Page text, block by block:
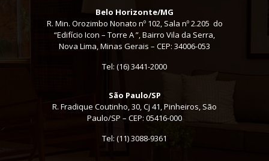
Belo Horizonte/MG
R. Min. Orozimbo Nonato nº 102, Sala nº 2.205 do
“Edifício Icon – Torre A ”, Bairro Vila da Serra,
Nova Lima, Minas Gerais – CEP: 34006-053
Tel: (16) 3441-2000
São Paulo/SP
R. Fradique Coutinho, 30, Cj 41, Pinheiros, São
Paulo/SP – CEP: 05416-000
Tel: (11) 3088-9361